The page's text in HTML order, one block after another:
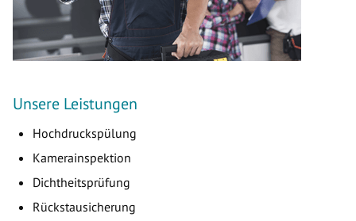
Unsere Leistungen
Hochdruckspülung
Kamerainspektion
Dichtheitsprüfung
Rückstausicherung